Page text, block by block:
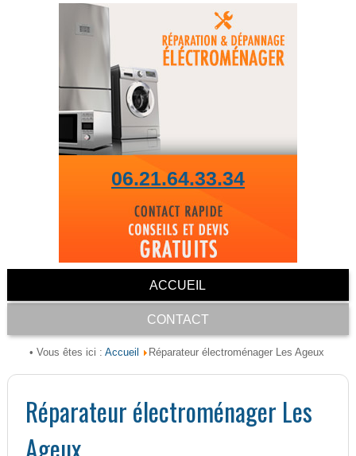
06.21.64.33.34
ACCUEIL
CONTACT
• Vous êtes ici : Accueil Réparateur électroménager Les Ageux
Réparateur électroménager Les